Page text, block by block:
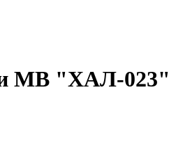
и МВ "ХАЛ-023"